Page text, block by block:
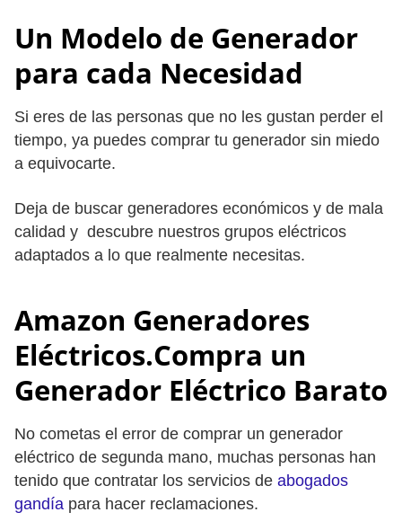
Un Modelo de Generador
para cada Necesidad
Si eres de las personas que no les gustan perder el
tiempo, ya puedes comprar tu generador sin miedo
a equivocarte.
Deja de buscar generadores económicos y de mala
calidad y descubre nuestros grupos eléctricos
adaptados a lo que realmente necesitas.
Amazon Generadores
Eléctricos.Compra un
Generador Eléctrico Barato
No cometas el error de comprar un generador
eléctrico de segunda mano, muchas personas han
tenido que contratar los servicios de abogados
gandía para hacer reclamaciones.